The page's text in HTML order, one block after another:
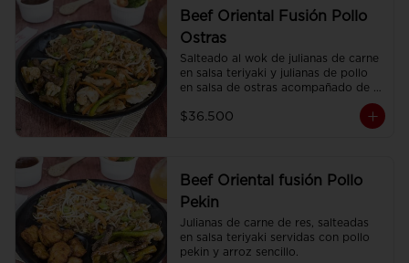
Beef Oriental Fusión Pollo
Ostras
Salteado al wok de julianas de carne
en salsa teriyaki y julianas de pollo
en salsa de ostras acompañado de
$36.500
Beef Oriental fusión Pollo
Pekin
Julianas de carne de res, salteadas
en salsa teriyaki servidas con pollo
pekin y arroz sencillo.